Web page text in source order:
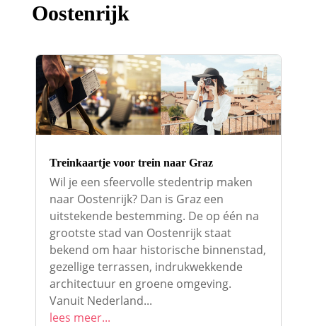
Oostenrijk
Treinkaartje voor trein naar Graz
Wil je een sfeervolle stedentrip maken
naar Oostenrijk? Dan is Graz een
uitstekende bestemming. De op één na
grootste stad van Oostenrijk staat
bekend om haar historische binnenstad,
gezellige terrassen, indrukwekkende
architectuur en groene omgeving.
Vanuit Nederland...
lees meer...